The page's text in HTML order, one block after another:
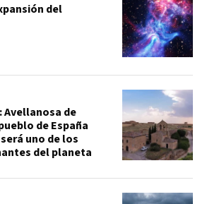
del
de
de España
uno de los
del planeta